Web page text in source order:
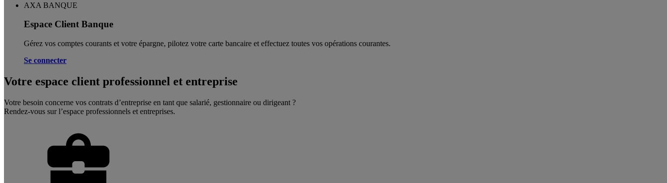
AXA BANQUE
Espace Client Banque
Gérez vos comptes courants et votre épargne, pilotez votre carte bancaire et effectuez toutes vos opérations courantes.
Se connecter
Votre espace client professionnel et entreprise
Votre besoin concerne vos contrats d’entreprise en tant que salarié, gestionnaire ou dirigeant ?
Rendez-vous sur l’espace professionnels et entreprises.